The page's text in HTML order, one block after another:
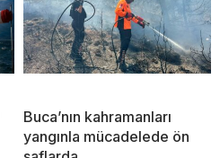
Buca’nın kahramanları
yangınla mücadelede ön